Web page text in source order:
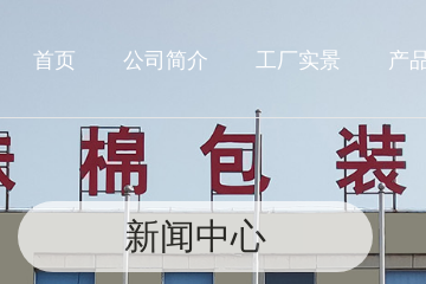
首页 公司简介 工厂实景 产
新闻中心